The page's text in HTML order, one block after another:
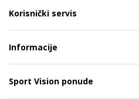
Korisnički servis
Informacije
Sport Vision ponude